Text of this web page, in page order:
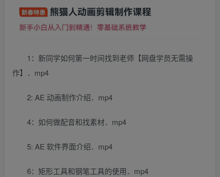
1：新同学如何第一时间找到老师【网盘学员无需操
作】．mp4
2: AE 动画制作介绍．mp4
4：如何做配音和找素材．mp4
5: AE 软件界面介绍．mp4
6：矩形工具和钢笔工具的使用．mp4